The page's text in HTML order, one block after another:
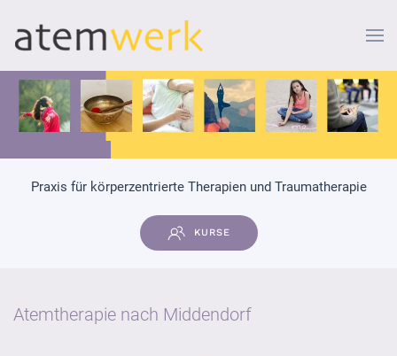
Zum Hauptinhalt springen
Praxis für körperzentrierte Therapien und Traumatherapie
KURSE
Atemtherapie nach Middendorf